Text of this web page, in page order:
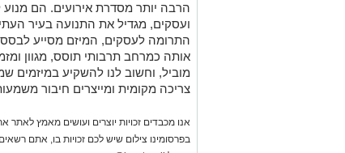
הרבה יותר מסדרת אירועים. הם מנוע
ועסקים, מגדיל את התנועה בעיר
התרומה לעסקים, המיזם מסייע לבסס
אותה כמרחב תרבותי תוסס, מגוון
מוביל, וחשוב לנו להשקיע במיזמים
צריכה מקומית ומייצרים חיבור
אנו מכבדים זכויות יוצרים ועושים מאמץ לאתר
בפרסומינו צילום שיש לכם זכויות בו, אתם